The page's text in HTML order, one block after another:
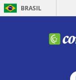
BRASIL